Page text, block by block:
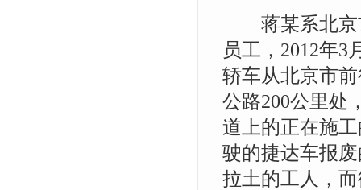
蒋某系北京
员工，2012年3
轿车从北京市
公路200公里处
道上的正在施
驶的捷达车报
拉土的工人，